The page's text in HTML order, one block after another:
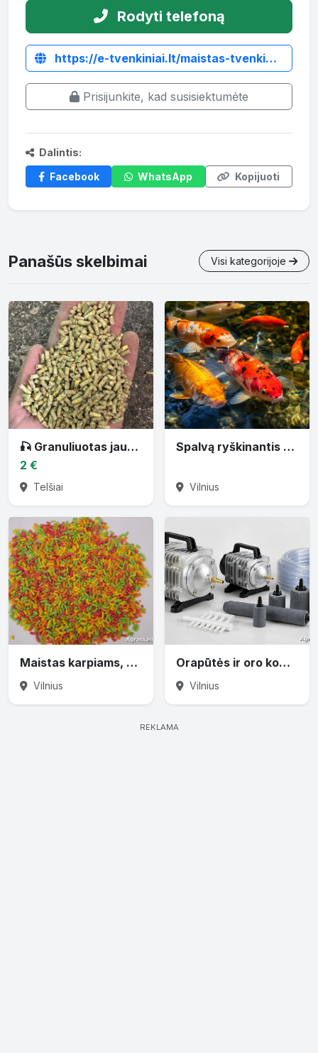
Rodyti telefoną
https://e-tvenkiniai.lt/maistas-tvenkiniu-zuvims/maistas-ersketinems-zuvims
Prisijunkite, kad susisiektumėte
Dalintis:
Facebook
WhatsApp Kopijuoti
Panašūs skelbimai Visi kategorijoje
🎣 Granuliuotas jaukas žuvims 🎣
2 €
Telšiai
Spalvą ryškinantis maistas KOI karpiams
Vilnius
Maistas karpiams, KOI ir šamams
Vilnius
Orapūtės ir oro kompresoriai tvenkiniams
Vilnius
REKLAMA